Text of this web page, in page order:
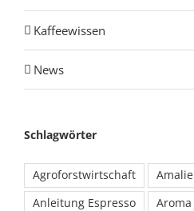
Kaffeewissen
News
Schlagwörter
Agroforstwirtschaft Amalie
Anleitung Espresso
Aroma